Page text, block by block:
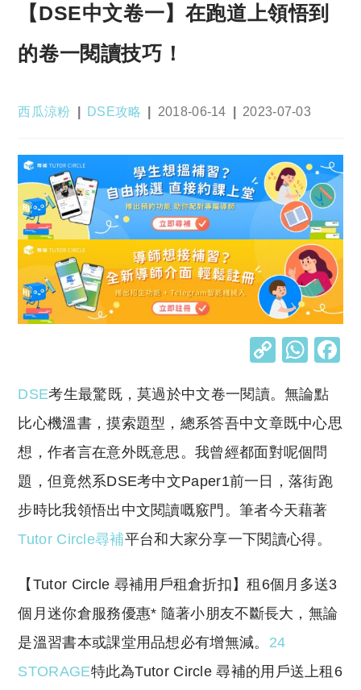
【DSE中文卷一】在跑道上領悟到
的卷一閱讀技巧！
Post
西瓜涼粉
Post
DSE攻略
Post
2018-06-14
Post
2023-07-03
C
p
y
Li
n
k
W
at
s
A
p
p
DSE考生最驚既，莫過於中文卷一閱讀。無論點
比心機溫書，摸索題型，總系答吾中文章既中心思
想，作者言在意外既意思。我曾經都面對呢個問
題，但竟然系DSE考中文Paper1前一日，落街跑
步時比我領悟出中文閱讀嘅竅門。筆者今天藉著
Tutor Circle尋補平台和大家分享一下閱讀心得。
​【Tutor Circle 尋補用戶租倉折扣】租6個月多送3
個月迷你倉服務優惠* 隨著小朋友不斷長大，無論
是溫習書本或課堂用品想必有增無減。 24
STORAGE特此為Tutor Circle 尋補的用戶送上租6